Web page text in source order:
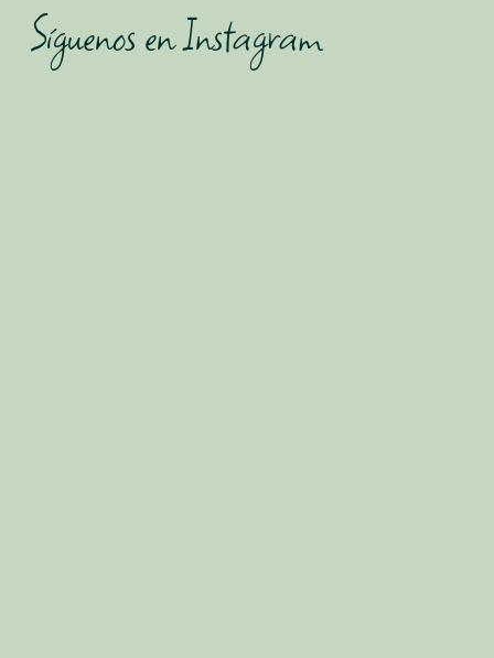
Síguenos en Instagram